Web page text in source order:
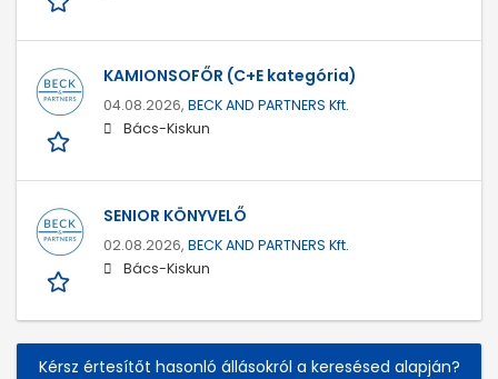
KAMIONSOFŐR (C+E kategória)
04.08.2026, BECK AND PARTNERS Kft.
Bács-Kiskun
SENIOR KÖNYVELŐ
02.08.2026, BECK AND PARTNERS Kft.
Bács-Kiskun
Kérsz értesítőt hasonló állásokról a keresésed alapján?